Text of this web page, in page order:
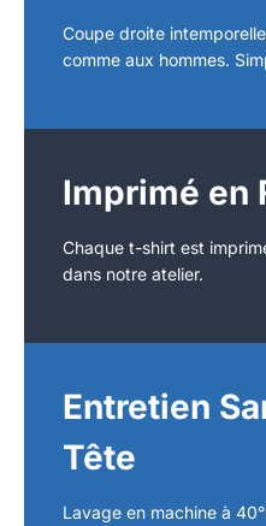
Coupe droite
comme aux hommes.
Imprimé en
Chaque t-shirt est
dans notre atelier.
Entretien
Tête
Lavage en machine à